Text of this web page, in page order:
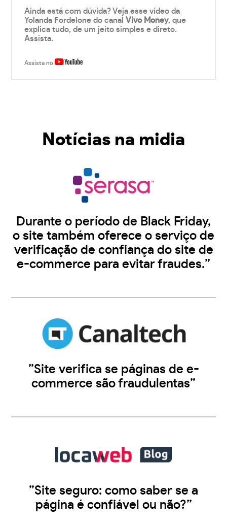
Ainda está com dúvida? Veja esse vídeo da
Yolanda Fordelone do canalVivo Money, que
explica tudo, de um jeito simples e direto.
Assista.
Assista no
Notícias na midia
Durante o período de Black Friday,
o site também oferece o serviço de
verificação de confiança do site de
e-commerce para evitar fraudes.”
”Site verifica se páginas de e-
commerce são fraudulentas”
”Site seguro: como saber se a
página é confiável ou não?”